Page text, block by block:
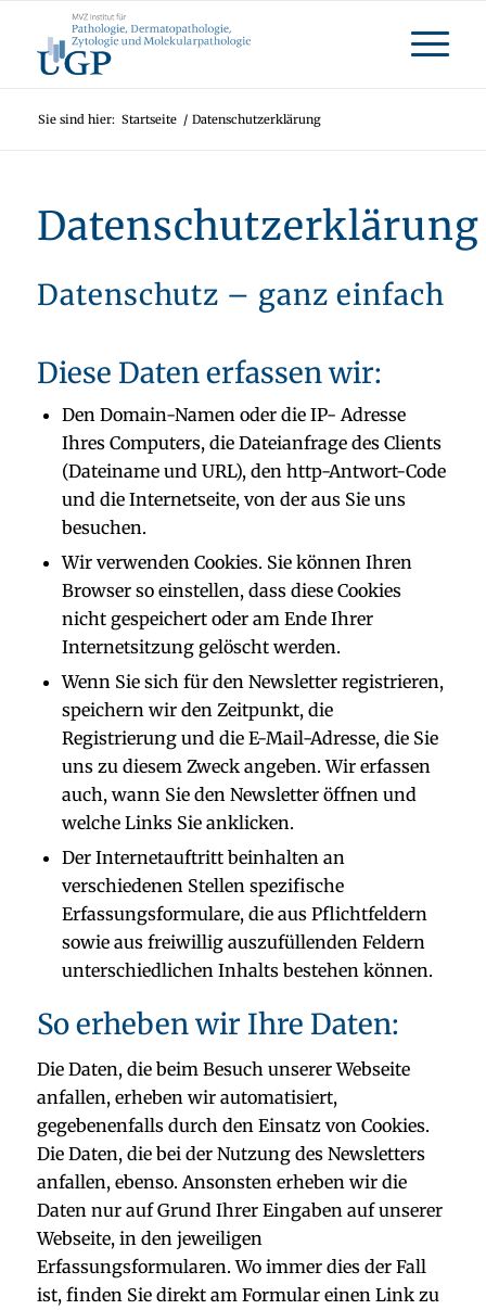
Sie sind hier: Startseite / Datenschutzerklärung
Datenschutzerklärung
Datenschutz – ganz einfach
Diese Daten erfassen wir:
Den Domain-Namen oder die IP- Adresse
Ihres Computers, die Dateianfrage des Clients
(Dateiname und URL), den http-Antwort-Code
und die Internetseite, von der aus Sie uns
besuchen.
Wir verwenden Cookies. Sie können Ihren
Browser so einstellen, dass diese Cookies
nicht gespeichert oder am Ende Ihrer
Internetsitzung gelöscht werden.
Wenn Sie sich für den Newsletter registrieren,
speichern wir den Zeitpunkt, die
Registrierung und die E-Mail-Adresse, die Sie
uns zu diesem Zweck angeben. Wir erfassen
auch, wann Sie den Newsletter öffnen und
welche Links Sie anklicken.
Der Internetauftritt beinhalten an
verschiedenen Stellen spezifische
Erfassungsformulare, die aus Pflichtfeldern
sowie aus freiwillig auszufüllenden Feldern
unterschiedlichen Inhalts bestehen können.
So erheben wir Ihre Daten:
Die Daten, die beim Besuch unserer Webseite
anfallen, erheben wir automatisiert,
gegebenenfalls durch den Einsatz von Cookies.
Die Daten, die bei der Nutzung des Newsletters
anfallen, ebenso. Ansonsten erheben wir die
Daten nur auf Grund Ihrer Eingaben auf unserer
Webseite, in den jeweiligen
Erfassungsformularen. Wo immer dies der Fall
ist, finden Sie direkt am Formular einen Link zu